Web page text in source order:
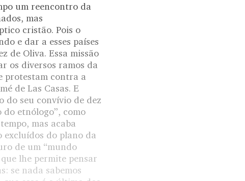
um reencontro da
mas
cristão. Pois o
e dar a esses países
de Oliva. Essa missão
os diversos ramos da
protestam contra a
de Las Casas. E
do seu convívio de dez
etnólogo”, como
mas acaba
do plano da
de um “mundo
lhe permite pensar
se nada sabemos